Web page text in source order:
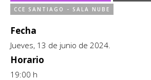
Sitios de interés
Escénicas
Formación
Infantil / Juvenil
CCE SANTIAGO - SALA NUBE
Fecha
Jueves, 13 de junio de 2024.
Horario
19:00 h